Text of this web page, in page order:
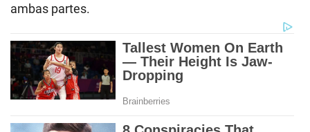
ambas partes.